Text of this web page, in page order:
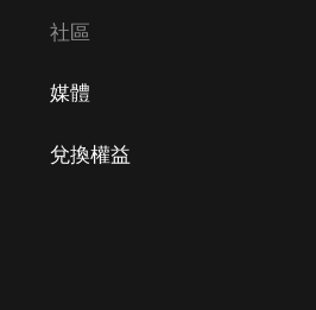
社區
媒體
兌換權益